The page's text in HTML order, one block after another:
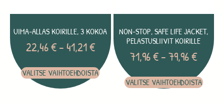
UIMA-ALLAS KOIRILLE, 3 KOKOA
22,46€ –41,21€
VALITSE VAIHTOEHDOISTA
NON-STOP, SAFE LIFE JACKET,
PELASTUSLIIVIT KOIRILLE
71,96€– 79,96€
VALITSE VAIHTOEHDOISTA